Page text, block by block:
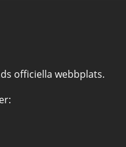
officiella webbplats.